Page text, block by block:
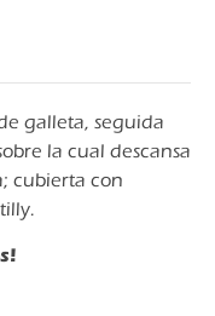
galleta, seguida
la cual descansa
cubierta con